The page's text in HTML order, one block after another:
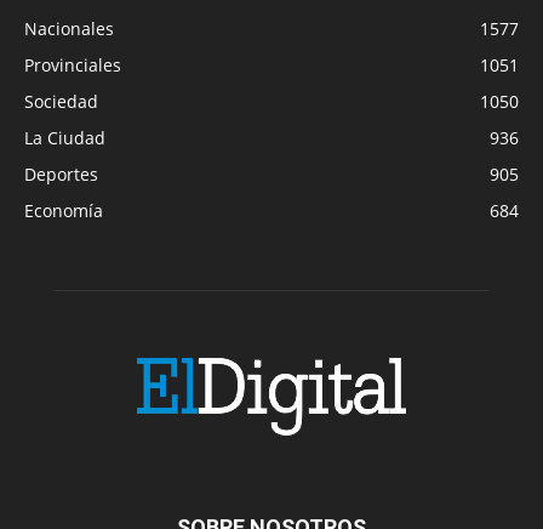
Nacionales
1577
Provinciales
1051
Sociedad
1050
La Ciudad
936
Deportes
905
Economía
684